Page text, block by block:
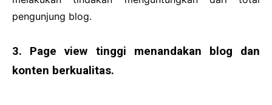
pengunjung blog.
3. Page view tinggi menandakan blog dan
konten berkualitas.